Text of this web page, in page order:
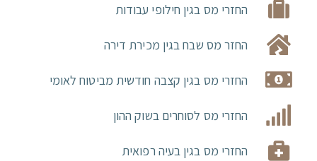
החזרי מס בגין חילופי עבודות
החזר מס שבח בגין מכירת דירה
החזרי מס בגין קצבה חודשית מביטוח לאומי
החזרי מס לסוחרים בשוק ההון
החזרי מס בגין בעיה רפואית